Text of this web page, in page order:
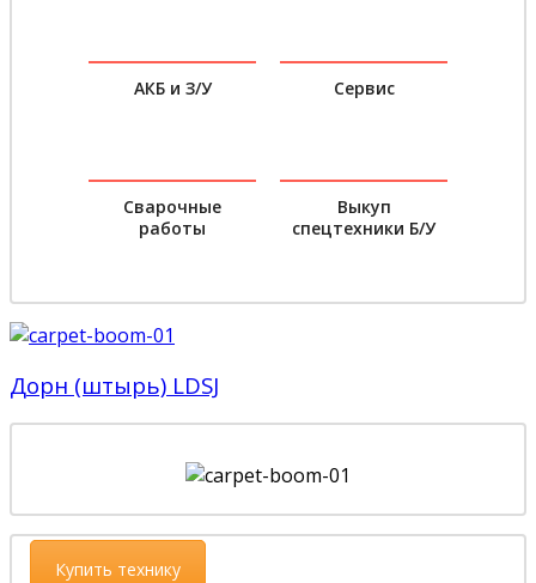
АКБ и З/У Сервис
Сварочные
работы
Выкуп
спецтехники Б/У
Дорн (штырь) LDSJ
Купить технику